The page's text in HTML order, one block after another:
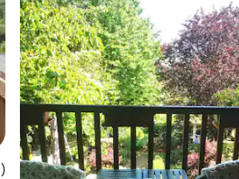
ocena: 4,96 od 5, št. mnenj: 49